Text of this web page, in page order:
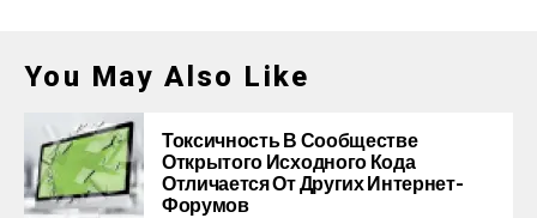
You May Also Like
Токсичность В Сообществе
Открытого Исходного Кода
Отличается От Других Интернет-
Форумов